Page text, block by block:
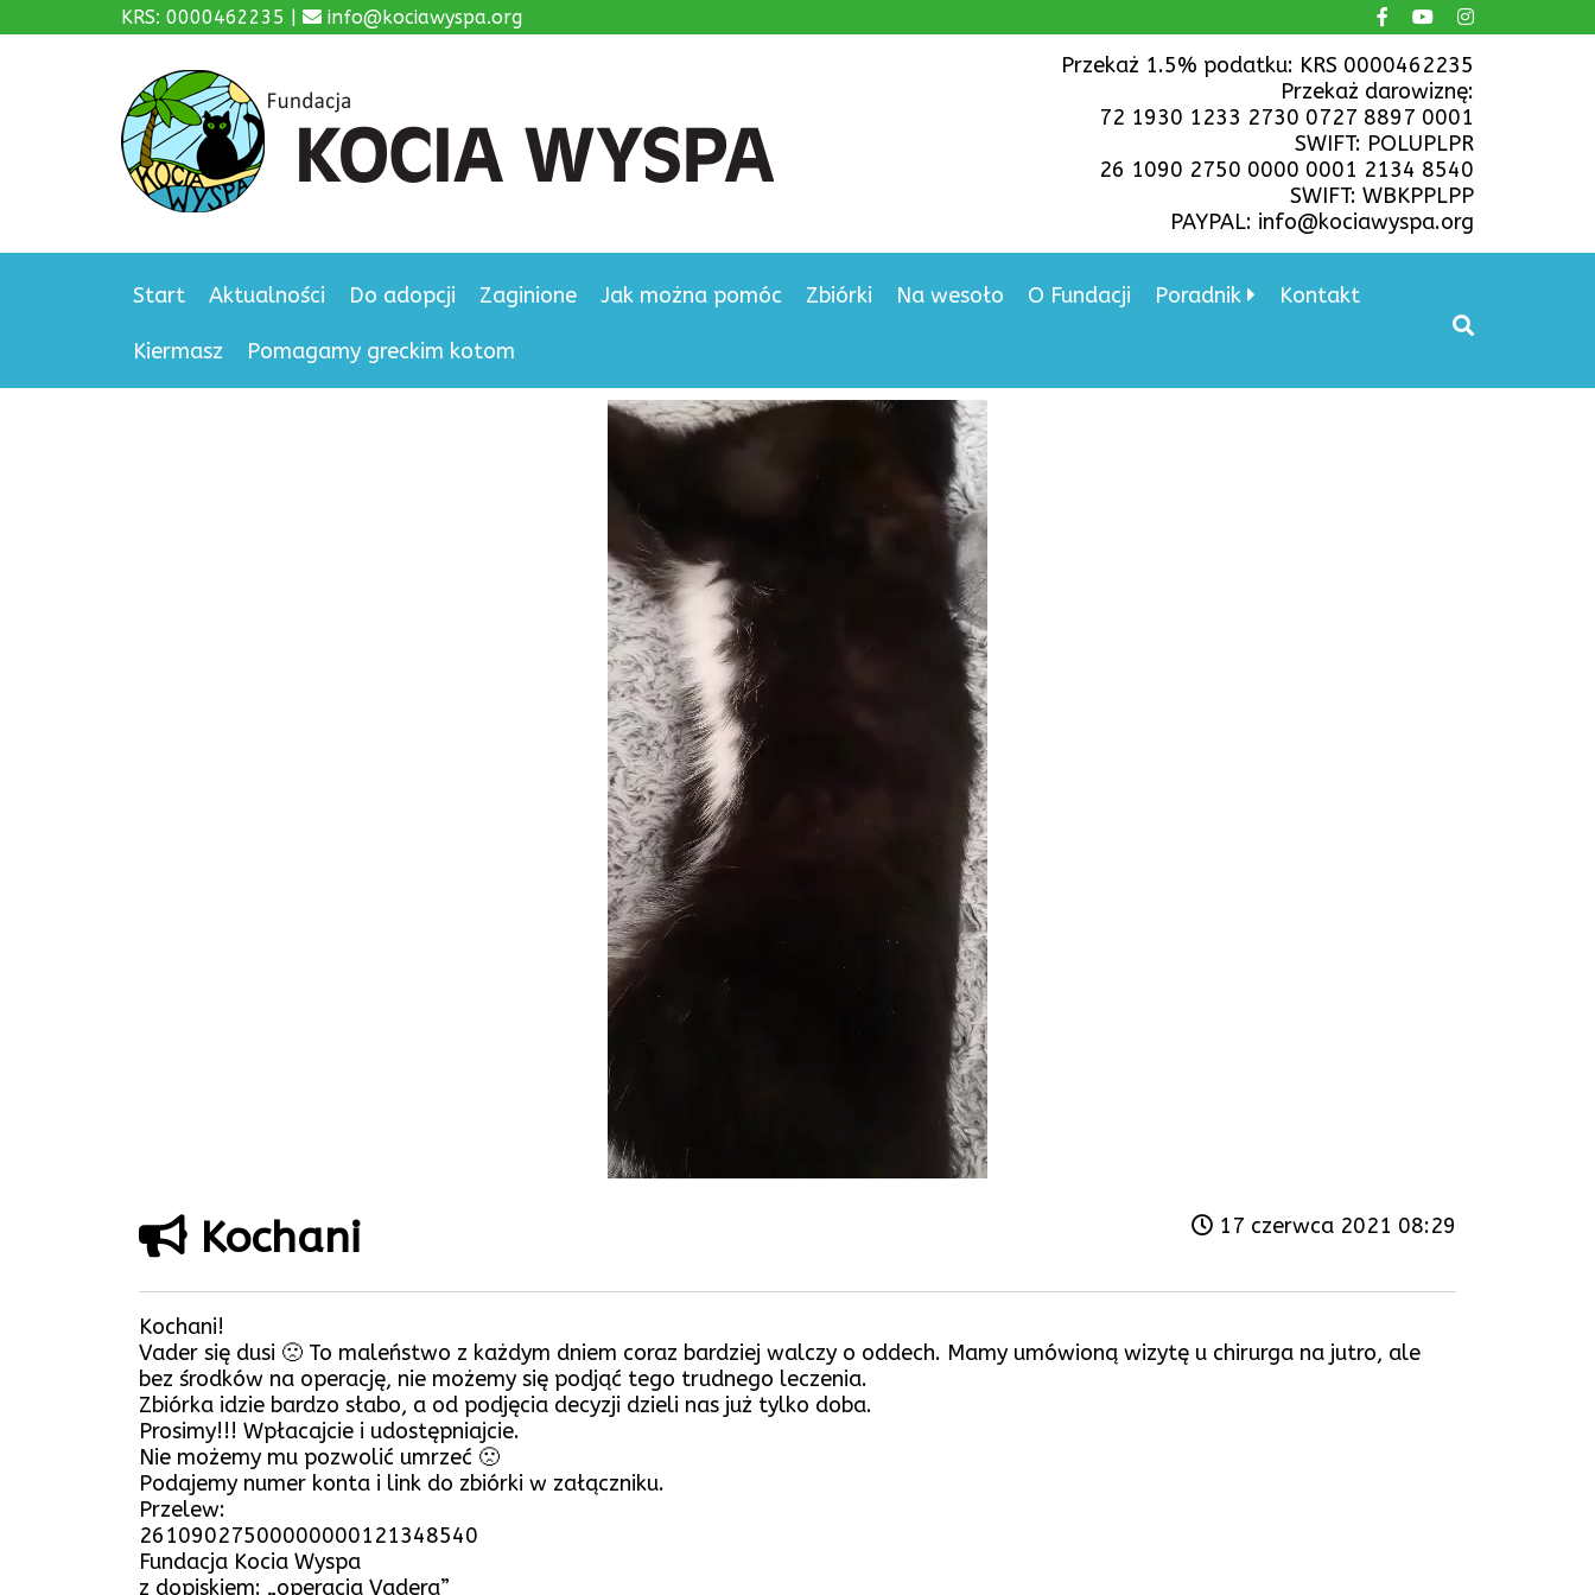
KRS: 0000462235 | info@kociawyspa.org
Przekaż 1.5% podatku: KRS 0000462235
Przekaż darowiznę:
72 1930 1233 2730 0727 8897 0001
SWIFT: POLUPLPR
26 1090 2750 0000 0001 2134 8540
SWIFT: WBKPPLPP
PAYPAL: info@kociawyspa.org
Start Aktualności Do adopcji Zaginione Jak można pomóc Zbiórki Na wesoło O Fundacji Poradnik Kontakt
Kiermasz Pomagamy greckim kotom
17 czerwca 2021 08:29
Kochani
Kochani!
Vader się dusi 🙁 To maleństwo z każdym dniem coraz bardziej walczy o oddech. Mamy umówioną wizytę u chirurga na jutro, ale
bez środków na operację, nie możemy się podjąć tego trudnego leczenia.
Zbiórka idzie bardzo słabo, a od podjęcia decyzji dzieli nas już tylko doba.
Prosimy!!! Wpłacajcie i udostępniajcie.
Nie możemy mu pozwolić umrzeć 🙁
Podajemy numer konta i link do zbiórki w załączniku.
Przelew:
26109027500000000121348540
Fundacja Kocia Wyspa
z dopiskiem: „operacja Vadera”